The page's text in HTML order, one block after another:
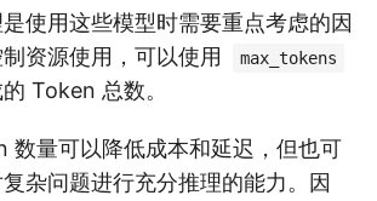
使用这些模型时需要重点考虑的因
资源使用，可以使用
max_tokens
Token 总数。
数量可以降低成本和延迟，但也可
杂问题进行充分推理的能力。因